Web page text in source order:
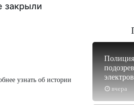
закрыли
узнать об истории
вчера